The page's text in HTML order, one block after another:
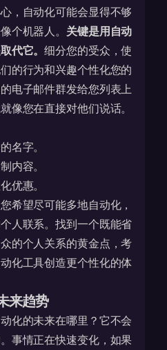
，自动化可能会显得不够
个机器人。 关键是用自动
代它。细分您的受众，使
的行为和兴趣个性化您的
电子邮件群发给您列表上
像您在直接对他们说话。
名字。
内容。
优惠。
希望尽可能多地自动化，
人联系。找到一个既能省
的个人关系的黄金点，考
化工具创造更个性化的体
来趋势
化的未来在哪里？它不会
事情正在快速变化，如果